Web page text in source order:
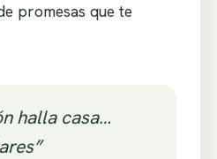
promesas que te
halla casa…